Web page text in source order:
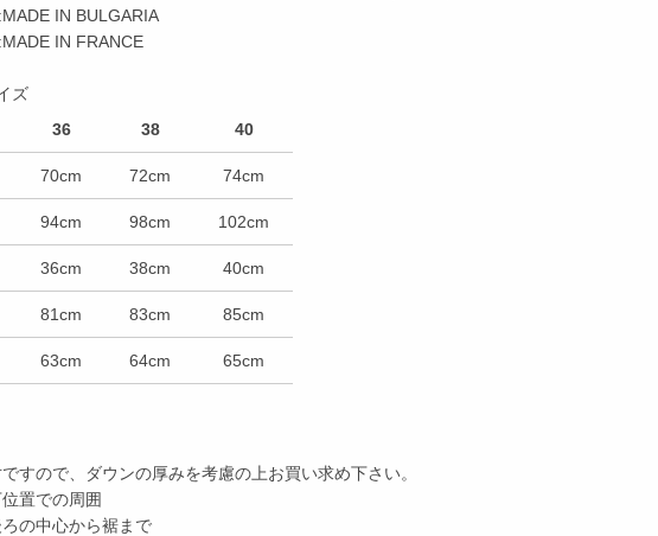
IN BULGARIA
IN FRANCE
ズ
36 38 40
70cm 72cm 74cm
94cm 98cm 102cm
36cm 38cm 40cm
81cm 83cm 85cm
63cm 64cm 65cm
すので、ダウンの厚みを考慮の上お買い求め下さい。
置での周囲
の中心から裾まで